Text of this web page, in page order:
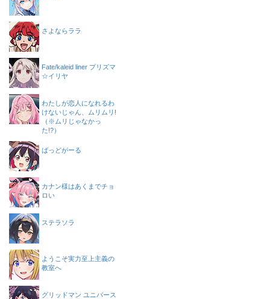
さよならララ
Fate/kaleid liner プリズマ
☆イリヤ
わたしが恋人になれるわ
けないじゃん、ムリムリ!
（※ムリじゃなかっ
た!?）
ばっどがーる
カナン様はあくまでチョ
ロい
ステラソラ
ようこそ実力至上主義の
教室へ
グリッドマン ユニバース